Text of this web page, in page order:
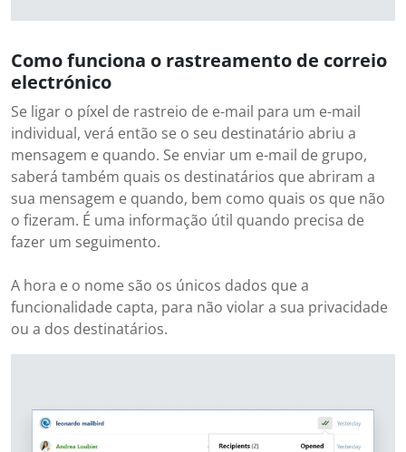
Como funciona o rastreamento de correio
electrónico
Se ligar o píxel de rastreio de e-mail para um e-mail
individual, verá então se o seu destinatário abriu a
mensagem e quando. Se enviar um e-mail de grupo,
saberá também quais os destinatários que abriram a
sua mensagem e quando, bem como quais os que não
o fizeram. É uma informação útil quando precisa de
fazer um seguimento.
A hora e o nome são os únicos dados que a
funcionalidade capta, para não violar a sua privacidade
ou a dos destinatários.